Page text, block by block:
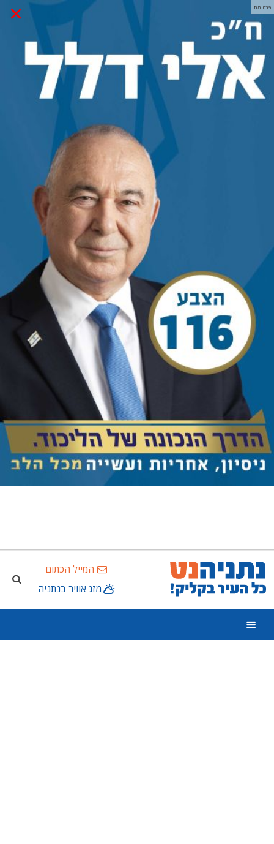
× פרסומת
המייל הכתום
מזג אוויר בנתניה